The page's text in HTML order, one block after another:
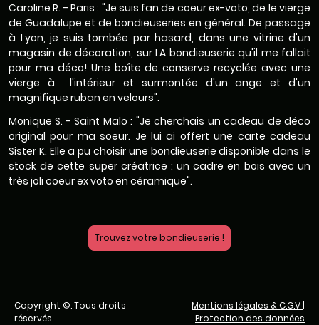
Caroline R. - Paris : "Je suis fan de coeur ex-voto, de le vierge
de Guadalupe et de bondieuseries en général. De passage
à Lyon, je suis tombée par hasard, dans une vitrine d'un
magasin de décoration, sur LA bondieuserie qu'il me fallait
pour ma déco! Une boîte de conserve recyclée avec une
vierge à l'intérieur et surmontée d'un ange et d'un
magnifique ruban en velours".
Monique S. - Saint Malo : "Je cherchais un cadeau de déco
original pour ma soeur. Je lui ai offert une carte cadeau
Sister K. Elle a pu choisir une bondieuserie disponible dans le
stock de cette super créatrice : un cadre en bois avec un
très joli coeur ex voto en céramique".
Trouvez votre bondieuserie !
Copyright ©. Tous droits
réservés
Mentions légales & C.G.V |
Protection des données